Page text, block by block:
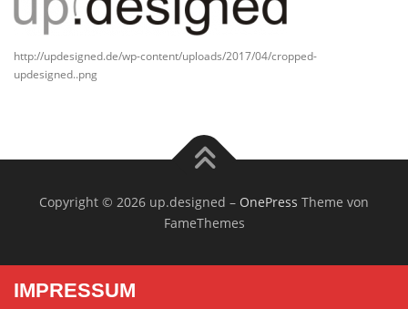
http://updesigned.de/wp-content/uploads/2017/04/cropped-
updesigned..png
Copyright © 2026 up.designed – OnePress Theme von
FameThemes
IMPRESSUM